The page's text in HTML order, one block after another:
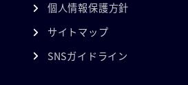
個人情報保護方針
サイトマップ
SNSガイドライン